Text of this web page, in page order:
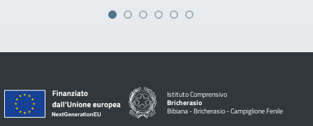
Istituto Comprensivo
Bricherasio
Bibiana - Bricherasio - Campiglione Fenile